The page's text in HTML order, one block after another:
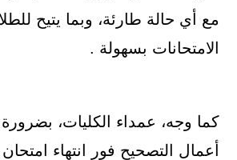
مع أي حالة طارئة، وبما يتيح
الامتحانات بسهولة .
كما وجه، عمداء الكليات،
أعمال التصحيح فور انتهاء